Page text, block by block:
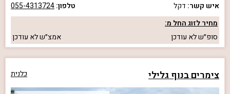
איש קשר: דקל טלפון:055-4313724
מחיר לזוג החל מ:
סופ״שלא עודכן אמצ״שלא עודכן
צימרים בנוף גלילי כלנית